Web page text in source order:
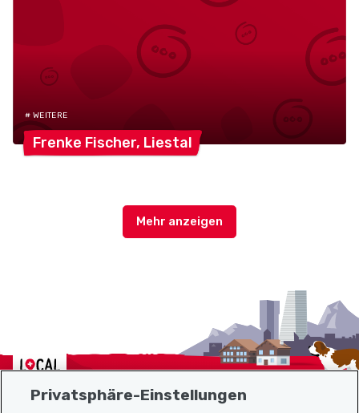
# WEITERE
Frenke Fischer, Liestal
Localcities
Privatsphäre-Einstellungen